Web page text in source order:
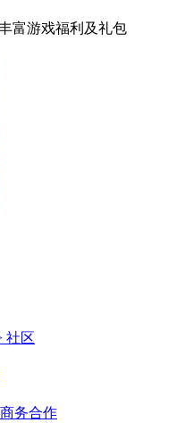
富游戏福利 及礼包
社区
商务合作